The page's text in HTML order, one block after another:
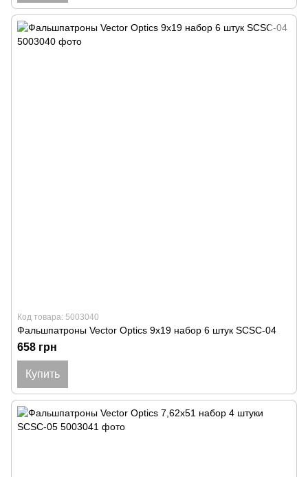
Код товара: 5003040
Фальшпатроны Vector Optics 9x19 набор 6 штук SCSC-04
658 грн
Купить